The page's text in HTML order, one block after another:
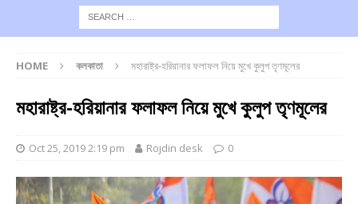
HOME কলকাতা মহারাষ্ট্র-হরিয়ানার ফলাফল নিয়ে মুখে কুলুপ তৃণমূলের
মহারাষ্ট্র-হরিয়ানার ফলাফল নিয়ে মুখে কুলুপ তৃণমূলের
Oct 25, 2019 2:19 pm Rojdin desk 0